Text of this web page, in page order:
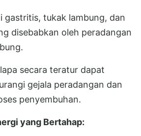
gastritis, tukak lambung, dan
disebabkan oleh peradangan
secara teratur dapat
gejala peradangan dan
penyembuhan.
yang Bertahap: